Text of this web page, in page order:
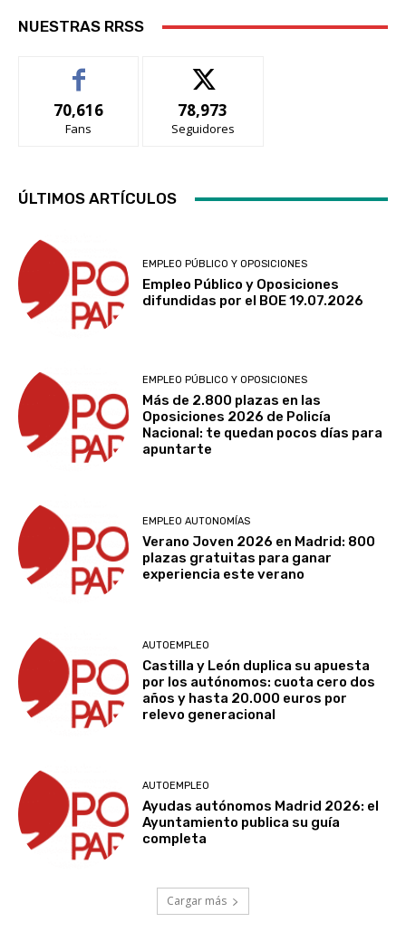
NUESTRAS RRSS
70,616
Fans
78,973
Seguidores
ÚLTIMOS ARTÍCULOS
EMPLEO PÚBLICO Y OPOSICIONES
Empleo Público y Oposiciones
difundidas por el BOE 19.07.2026
EMPLEO PÚBLICO Y OPOSICIONES
Más de 2.800 plazas en las
Oposiciones 2026 de Policía
Nacional: te quedan pocos días para
apuntarte
EMPLEO AUTONOMÍAS
Verano Joven 2026 en Madrid: 800
plazas gratuitas para ganar
experiencia este verano
AUTOEMPLEO
Castilla y León duplica su apuesta
por los autónomos: cuota cero dos
años y hasta 20.000 euros por
relevo generacional
AUTOEMPLEO
Ayudas autónomos Madrid 2026: el
Ayuntamiento publica su guía
completa
Cargar más